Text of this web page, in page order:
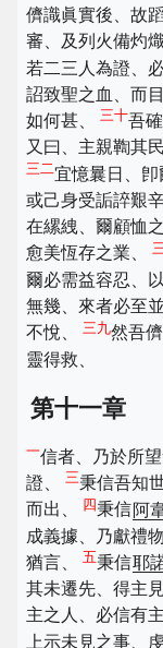
儕識眞實後、故
審、及列火備灼
若二三人為證、
詔致聖之血、而
如何甚、 三十吾
又曰、主親鞫其
三二宜憶曩日、卽
或己身受詬誶艱
在縲絏、爾顧恤
愈美恆存之業、
爾必需益容忍、
無幾、來者必至
不悅、
三九然吾
靈得救、
第十一章
一信者、乃於所
證、 三秉信吾知
而出、
四秉信阿
成義據、乃獻禮
猶言、 五秉信耶
其未遷先、得主
主之人、必信有
上示未見之事、